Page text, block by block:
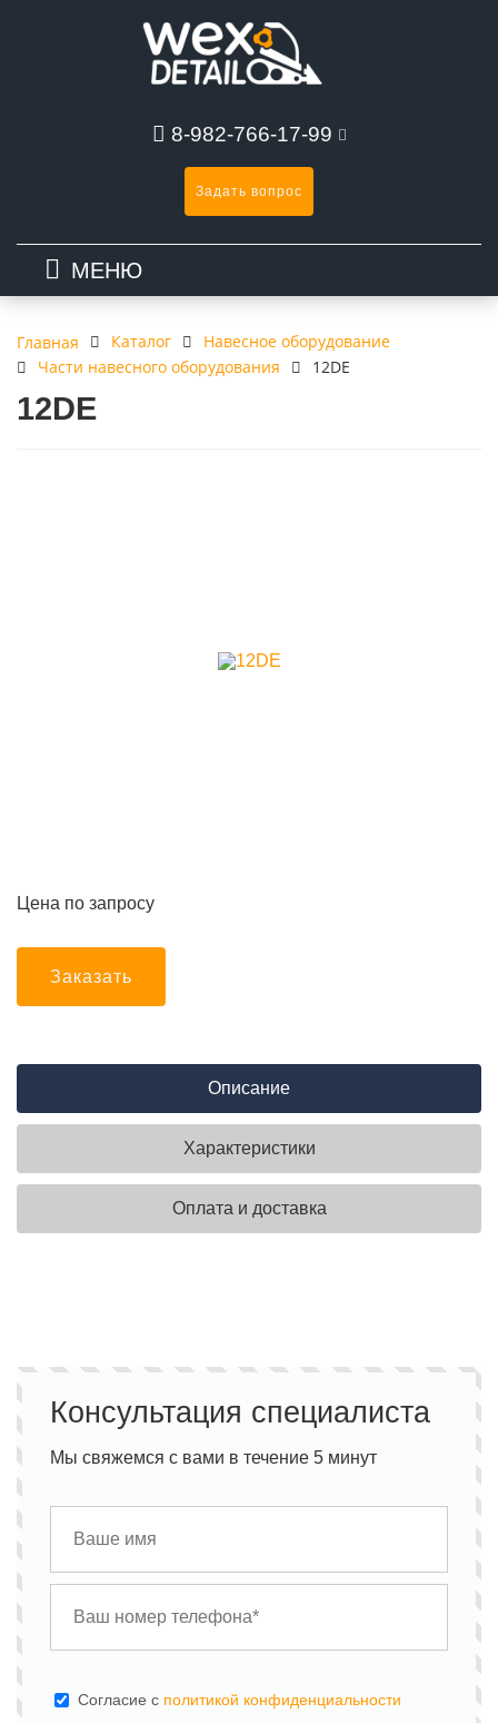
8-982-766-17-99
Задать вопрос
МЕНЮ
Главная Каталог
Навесное оборудование
Части навесного оборудования
12DE
12DE
Цена по запросу
Заказать
Описание
Характеристики
Оплата и доставка
Консультация специалиста
Мы свяжемся с вами в течение 5 минут
Cогласие с политикой конфиденциальности